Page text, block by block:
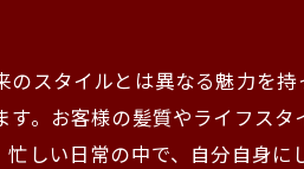
スタイルとは異なる魅力を
。お客様の髪質やライフス
しい日常の中で、自分自身